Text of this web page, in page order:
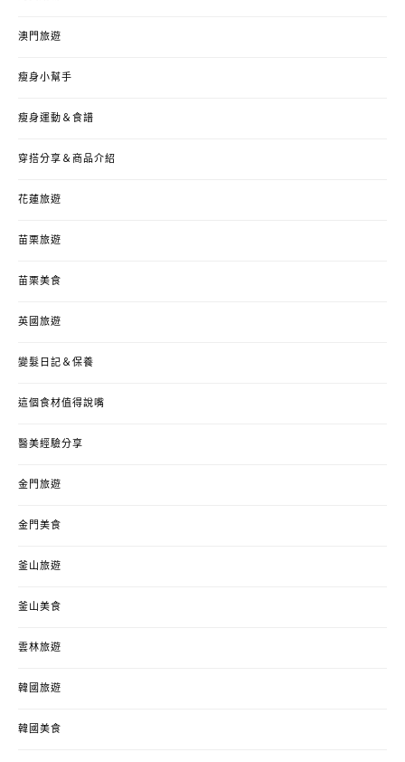
澳門旅遊
瘦身小幫手
瘦身運動＆食譜
穿搭分享＆商品介紹
花蓮旅遊
苗栗旅遊
苗栗美食
英國旅遊
變髮日記＆保養
這個食材值得說嘴
醫美經驗分享
金門旅遊
金門美食
釜山旅遊
釜山美食
雲林旅遊
韓國旅遊
韓國美食